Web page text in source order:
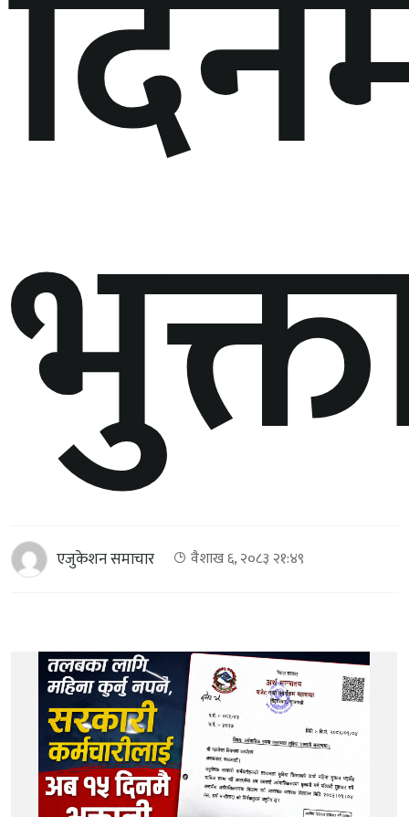
एजुकेशन समाचार वैशाख ६, २०८३ २१:४९